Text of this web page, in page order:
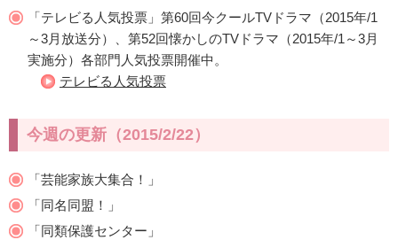
「テレビる人気投票」第60回今クールTVドラマ（2015年/1
～3月放送分）、第52回懐かしのTVドラマ（2015年/1～3月
実施分）各部門人気投票開催中。
テレビる人気投票
今週の更新（2015/2/22）
「芸能家族大集合！」
「同名同盟！」
「同類保護センター」